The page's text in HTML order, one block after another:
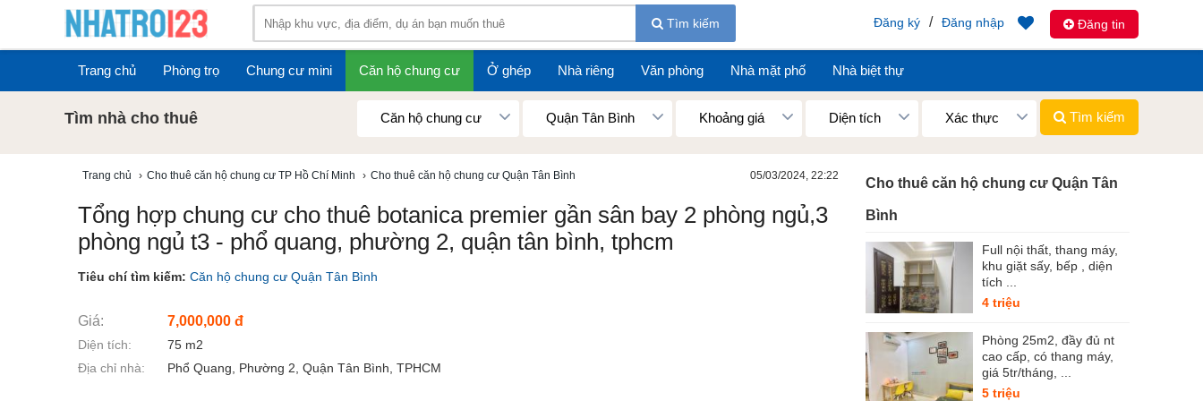
Tìm kiếm Đăng tin
Đăng nhập
/
Đăng ký
Trang chủ Phòng trọ Chung cư mini Căn hộ chung cư Ở ghép Nhà riêng Văn phòng Nhà mặt phố Nhà biệt thự
Tìm nhà cho thuê Căn hộ chung cư Quận Tân Bình Khoảng giá Diện tích Xác thực Tìm kiếm
Trang chủ › Cho thuê căn hộ chung cư TP Hồ Chí Minh › Cho thuê căn hộ chung cư Quận Tân Bình 05/03/2024, 22:22
Tổng hợp chung cư cho thuê botanica premier gần sân bay 2 phòng ngủ,3
phòng ngủ t3 - phổ quang, phường 2, quận tân bình, tphcm
Tiêu chí tìm kiếm: Căn hộ chung cư Quận Tân Bình
Giá: 7,000,000 đ
Diện tích:
75 m2
Địa chỉ nhà:
Phổ Quang, Phường 2, Quận Tân Bình, TPHCM
Cho thuê căn hộ chung cư Quận Tân
Bình
Full nội thất, thang máy,
khu giặt sấy, bếp , diện
tích ...
4 triệu
Phòng 25m2, đầy đủ nt
cao cấp, có thang máy,
giá 5tr/tháng, ...
5 triệu